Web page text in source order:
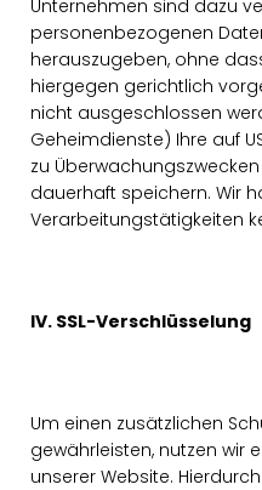
Unternehmen sind dazu
personenbezogenen
herauszugeben, ohne
hiergegen gerichtlich
nicht ausgeschlossen
Geheimdienste) Ihre auf
zu
dauerhaft speichern. Wir
Verarbeitungstätigkeiten
IV. SSL-Verschlüsselung
Um einen zusätzlichen
gewährleisten, nutzen wir
unserer Website.